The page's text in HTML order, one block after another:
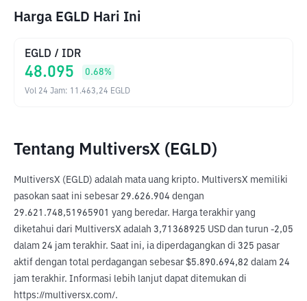
Harga EGLD Hari Ini
EGLD / IDR
48.095 0.68%
Vol 24 Jam: 11.463,24 EGLD
Tentang MultiversX (EGLD)
MultiversX (EGLD) adalah mata uang kripto. MultiversX memiliki
pasokan saat ini sebesar 29.626.904 dengan
29.621.748,51965901 yang beredar. Harga terakhir yang
diketahui dari MultiversX adalah 3,71368925 USD dan turun -2,05
dalam 24 jam terakhir. Saat ini, ia diperdagangkan di 325 pasar
aktif dengan total perdagangan sebesar $5.890.694,82 dalam 24
jam terakhir. Informasi lebih lanjut dapat ditemukan di
https://multiversx.com/.